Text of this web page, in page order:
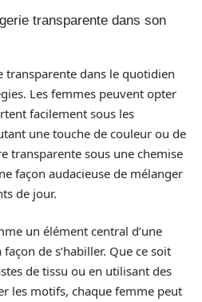
transparente dans son
transparente dans le quotidien
Les femmes peuvent opter
facilement sous les
une touche de couleur ou de
transparente sous une chemise
façon audacieuse de mélanger
de jour.
un élément central d’une
de s’habiller. Que ce soit
de tissu ou en utilisant des
les motifs, chaque femme peut